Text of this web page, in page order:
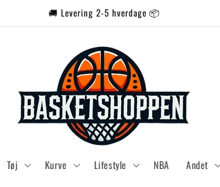
🚚 Levering 2-5 hverdage 📦
Tøj Kurve Lifestyle NBA Andet